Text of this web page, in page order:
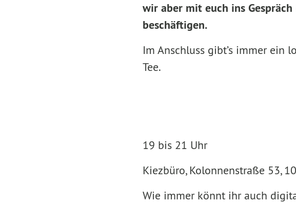
wir aber mit euch ins
beschäftigen.
Im Anschluss gibt’s immer ein
Tee.
19 bis 21 Uhr
Kiezbüro, Kolonnenstraße 53,
Wie immer könnt ihr auch